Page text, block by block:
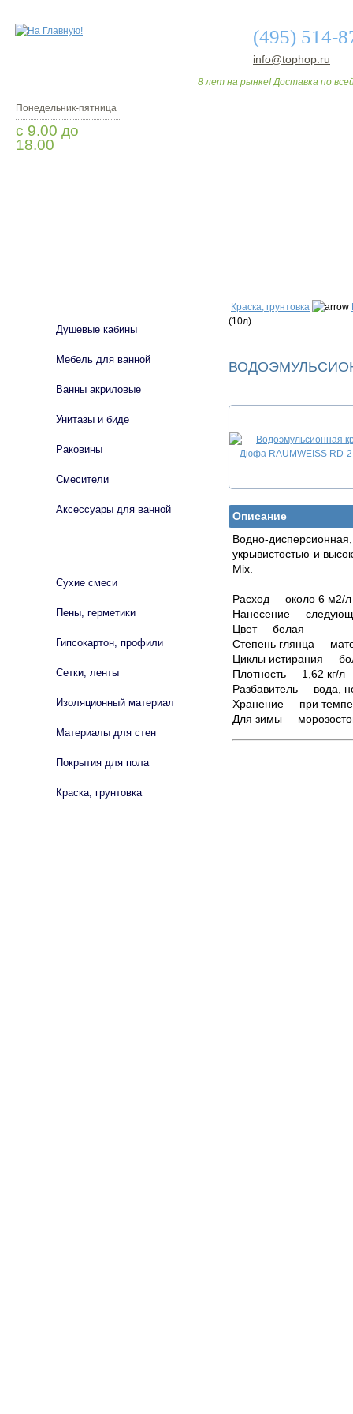
(495) 514-
info@tophop.ru
8 лет на рынке! Доставка по
Понедельник-пятница
с 9.00 до
18.00
Краска, грунтовка
(10л)
Описание
Водно-
укрывистостью и
Mix.
Расход около 6 м2/л
Нанесение
Цвет белая
Степень глянца
Циклы истирания
Плотность 1,62 кг/л
Разбавитель вода,
Хранение при
Для зимы
Душевые кабины
Мебель для ванной
Ванны акриловые
Унитазы и биде
Раковины
Смесители
Аксессуары для ванной
Сухие смеси
Пены, герметики
Гипсокартон, профили
Сетки, ленты
Изоляционный материал
Материалы для стен
Покрытия для пола
Краска, грунтовка